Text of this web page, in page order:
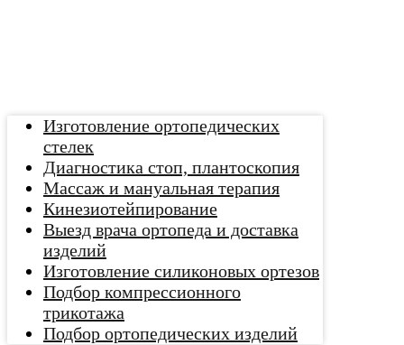
Изготовление ортопедических
стелек
Диагностика стоп, плантоскопия
Массаж и мануальная терапия
Кинезиотейпирование
Выезд врача ортопеда и доставка
изделий
Изготовление силиконовых ортезов
Подбор компрессионного
трикотажа
Подбор ортопедических изделий